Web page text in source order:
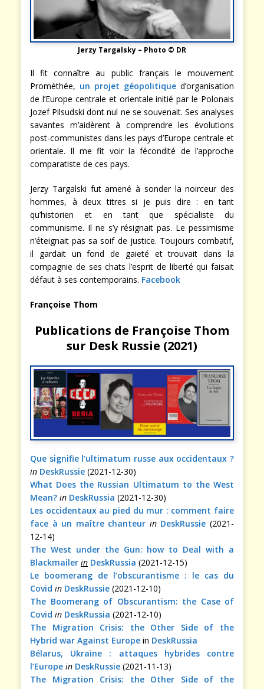
Jerzy Targalsky – Photo © DR
Il fit connaître au public français le mouvement
Prométhée, un projet géopolitique d’organisation
de l’Europe centrale et orientale initié par le Polonais
Jozef Pilsudski dont nul ne se souvenait. Ses analyses
savantes m’aidèrent à comprendre les évolutions
post-communistes dans les pays d’Europe centrale et
orientale. Il me fit voir la fécondité de l’approche
comparatiste de ces pays.
Jerzy Targalski fut amené à sonder la noirceur des
hommes, à deux titres si je puis dire : en tant
qu’historien et en tant que spécialiste du
communisme. Il ne s’y résignait pas. Le pessimisme
n’éteignait pas sa soif de justice. Toujours combatif,
il gardait un fond de gaieté et trouvait dans la
compagnie de ses chats l’esprit de liberté qui faisait
défaut à ses contemporains. Facebook
Françoise Thom
Publications de Françoise Thom
sur Desk Russie (2021)
Que signifie l’ultimatum russe aux occidentaux ?
in DeskRussie (2021-12-30)
What Does the Russian Ultimatum to the West
Mean? in DeskRussia (2021-12-30)
Les occidentaux au pied du mur : comment faire
face à un maître chanteur in DeskRussie (2021-
12-14)
The West under the Gun: how to Deal with a
Blackmailer in DeskRussia (2021-12-15)
Le boomerang de l’obscurantisme : le cas du
Covid in DeskRussie (2021-12-10)
The Boomerang of Obscurantism: the Case of
Covid in DeskRussia (2021-12-10)
The Migration Crisis: the Other Side of the
Hybrid war Against Europe in DeskRussia
Bélarus, Ukraine : attaques hybrides contre
l’Europe in DeskRussie (2021-11-13)
The Migration Crisis: the Other Side of the